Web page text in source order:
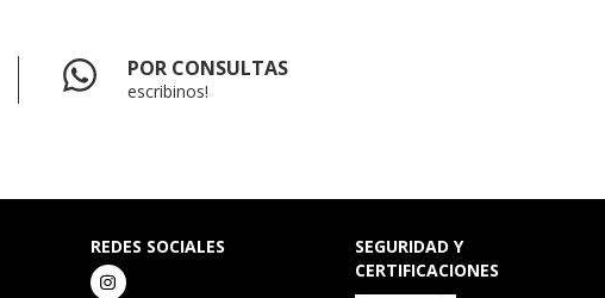
POR CONSULTAS
escribinos!
REDES SOCIALES
SEGURIDAD Y
CERTIFICACIONES